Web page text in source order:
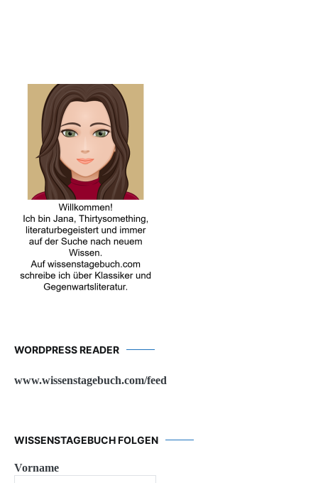
WORDPRESS READER
www.wissenstagebuch.com/feed
WISSENSTAGEBUCH FOLGEN
Vorname